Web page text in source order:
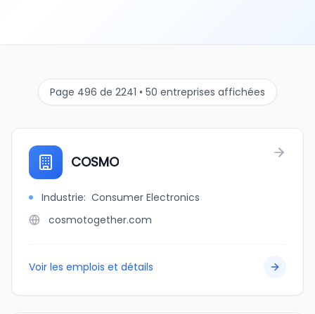
Page 496 de 2241 • 50 entreprises affichées
COSMO
Industrie: Consumer Electronics
cosmotogether.com
Voir les emplois et détails